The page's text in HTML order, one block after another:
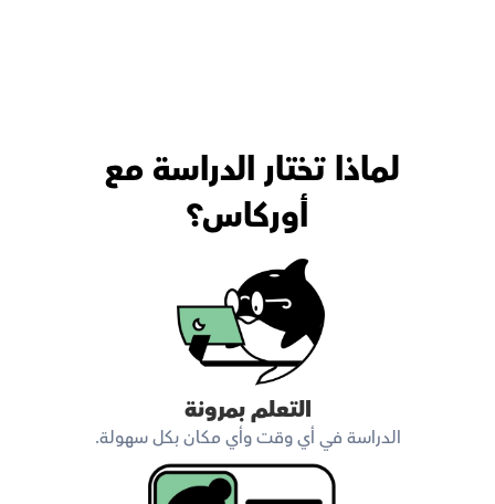
أوركاس؟
التعلم بمرونة
الدراسة في أي وقت وأي مكان بكل سهولة.